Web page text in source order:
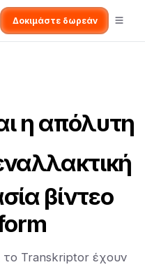
Δοκιμάστε δωρεάν
η απόλυτη
βίντεο
το Transkriptor έχουν